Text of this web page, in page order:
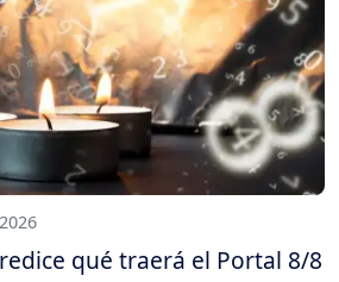
qué traerá el Portal 8/8